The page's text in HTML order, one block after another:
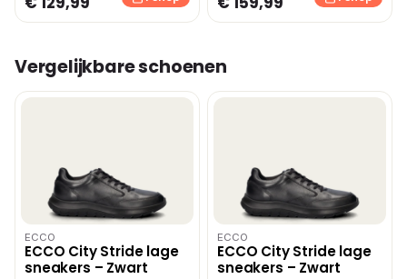
Vergelijkbare schoenen
ECCO
ECCO City Stride lage
sneakers – Zwart
ECCO
ECCO City Stride lage
sneakers – Zwart